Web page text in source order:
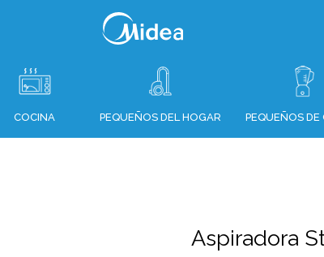
COCINA PEQUEÑOS DEL HOGAR PEQUEÑOS DE
Aspiradora